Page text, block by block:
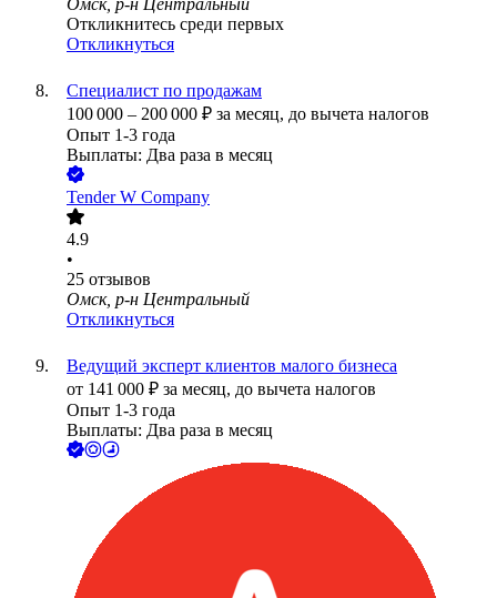
Омск, р-н Центральный
Откликнитесь среди первых
Откликнуться
Специалист по продажам
100 000 – 200 000 ₽ за месяц, до вычета налогов
Опыт 1-3 года
Выплаты: Два раза в месяц
Tender W Company
4.9
•
25 отзывов
Омск, р-н Центральный
Откликнуться
Ведущий эксперт клиентов малого бизнеса
от 141 000 ₽ за месяц, до вычета налогов
Опыт 1-3 года
Выплаты: Два раза в месяц